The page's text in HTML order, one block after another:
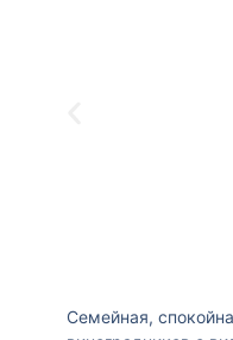
Семейная,